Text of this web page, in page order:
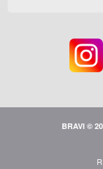
BRAVI ©